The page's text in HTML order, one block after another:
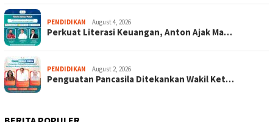
PENDIDIKAN August 4, 2026
Perkuat Literasi Keuangan, Anton Ajak Ma…
PENDIDIKAN August 2, 2026
Penguatan Pancasila Ditekankan Wakil Ket…